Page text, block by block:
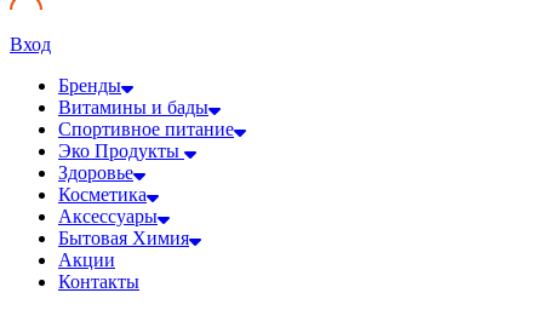
Вход
Бренды
Витамины и бады
Спортивное питание
Эко Продукты
Здоровье
Косметика
Аксессуары
Бытовая Химия
Акции
Контакты